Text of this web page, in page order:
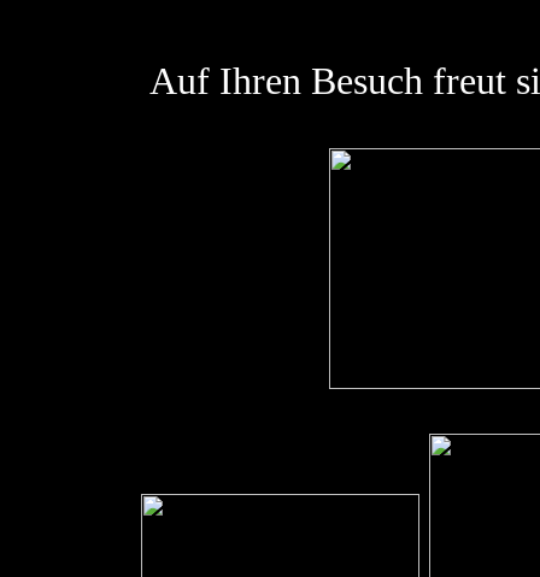
Auf Ihren Besuch freut